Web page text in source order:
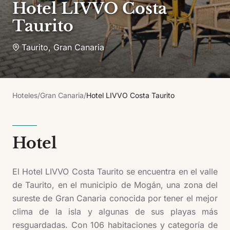
Hotel LIVVO Costa
Taurito
Taurito, Gran Canaria
Hoteles/Gran Canaria/Hotel LIVVO Costa Taurito
Hotel
El Hotel LIVVO Costa Taurito se encuentra en el valle
de Taurito, en el municipio de Mogán, una zona del
sureste de Gran Canaria conocida por tener el mejor
clima de la isla y algunas de sus playas más
resguardadas. Con 106 habitaciones y categoría de